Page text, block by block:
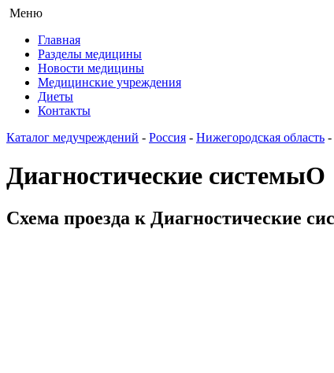
Меню
Главная
Разделы медицины
Новости медицины
Медицинские учреждения
Диеты
Контакты
Каталог медучреждений - Россия - Нижегородская область -
Диагностические системыО
Схема проезда к Диагностические